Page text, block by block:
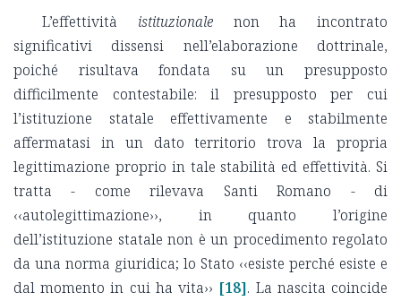
L’effettività istituzionale non ha incontrato
significativi dissensi nell’elaborazione dottrinale,
poiché risultava fondata su un presupposto
difficilmente contestabile: il presupposto per cui
l’istituzione statale effettivamente e stabilmente
affermatasi in un dato territorio trova la propria
legittimazione proprio in tale stabilità ed effettività. Si
tratta - come rilevava Santi Romano - di
‹‹autolegittimazione››, in quanto l’origine
dell’istituzione statale non è un procedimento regolato
da una norma giuridica; lo Stato ‹‹esiste perché esiste e
dal momento in cui ha vita›› [18]. La nascita coincide